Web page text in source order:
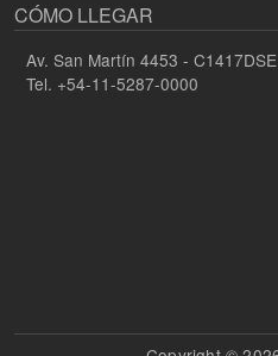
CÓMO LLEGAR
Av. San Martín 4453 -
Tel. +54-11-5287-0000